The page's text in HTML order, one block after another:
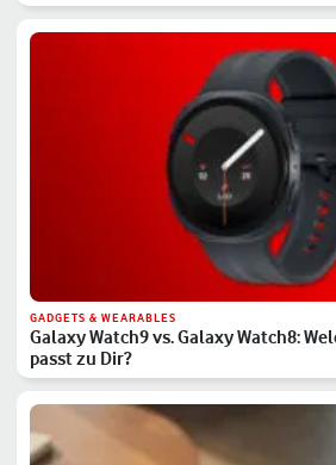
GADGETS & WEARABLES
Galaxy Watch9 vs. Galaxy Watch8:
passt zu Dir?